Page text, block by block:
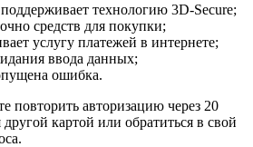
технологию 3D-Secure;
средств для покупки;
услугу платежей в интернете;
ввода данных;
ошибка.
повторить авторизацию через 20
другой картой или обратиться в свой